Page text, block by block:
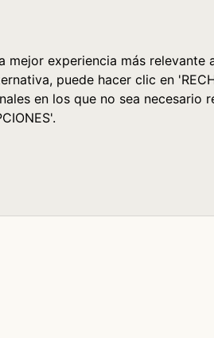
experiencia más
puede hacer clic en
en los que no sea